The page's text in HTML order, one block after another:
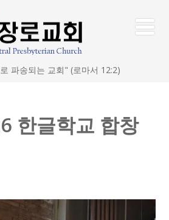
파송되는 교회" (로마서 12:2)
한글학교 합창